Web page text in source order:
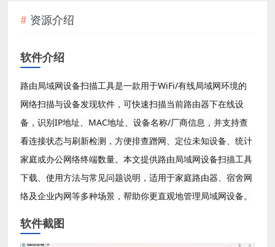
资源介绍
软件介绍
路由局域网设备扫描工具是一款用于WiFi/有线局域网环境的
网络扫描与设备发现软件，可快速扫描当前路由器下在线设
备，识别IP地址、MAC地址、设备名称/厂商信息，并支持查
看连接状态与刷新检测，方便排查蹭网、定位未知设备、统计
家庭或办公网络终端数量。本文提供路由局域网设备扫描工具
下载、使用方法与常见问题说明，适用于家庭路由器、宿舍网
络及企业内网等多种场景，帮助你更直观地管理局域网设备。
软件截图